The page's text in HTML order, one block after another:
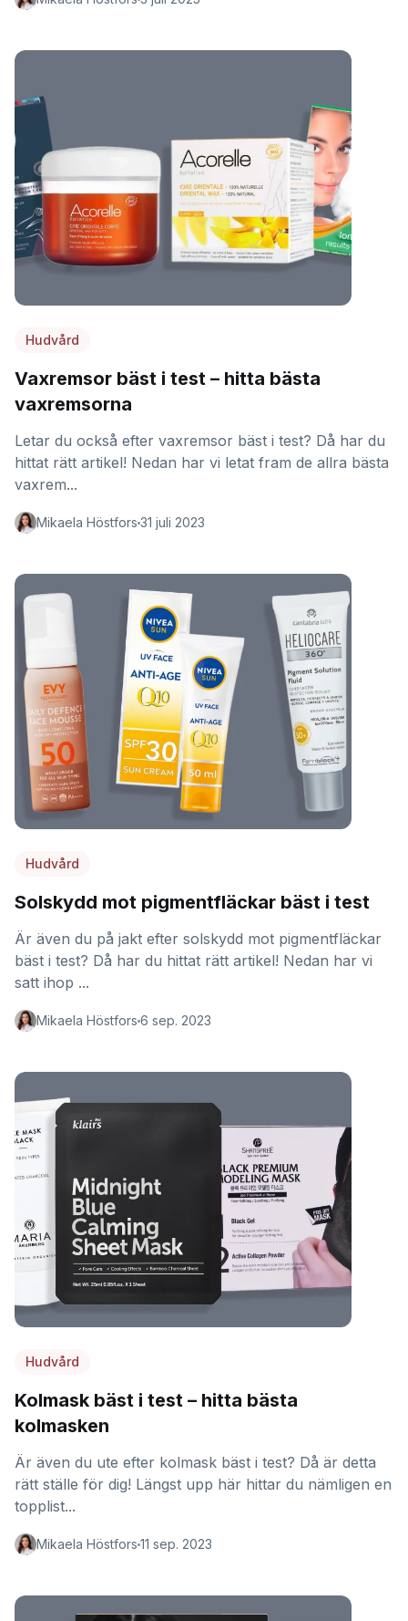
Hudvård
Vaxremsor bäst i test – hitta bästa
vaxremsorna
Letar du också efter vaxremsor bäst i test? Då har du
hittat rätt artikel! Nedan har vi letat fram de allra bästa
vaxrem...
Mikaela Höstfors 31 juli 2023
Hudvård
Solskydd mot pigmentfläckar bäst i test
Är även du på jakt efter solskydd mot pigmentfläckar
bäst i test? Då har du hittat rätt artikel! Nedan har vi
satt ihop ...
Mikaela Höstfors 6 sep. 2023
Hudvård
Kolmask bäst i test – hitta bästa
kolmasken
Är även du ute efter kolmask bäst i test? Då är detta
rätt ställe för dig! Längst upp här hittar du nämligen en
topplist...
Mikaela Höstfors 11 sep. 2023